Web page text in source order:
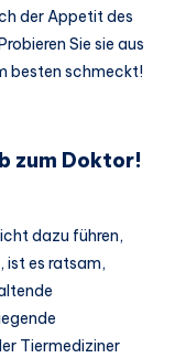
der Appetit des
Sie sie aus
besten schmeckt!
zum Doktor!
dazu führen,
ist es ratsam,
Tiermediziner